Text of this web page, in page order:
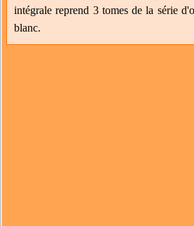
intégrale reprend 3 tomes de la série
blanc.